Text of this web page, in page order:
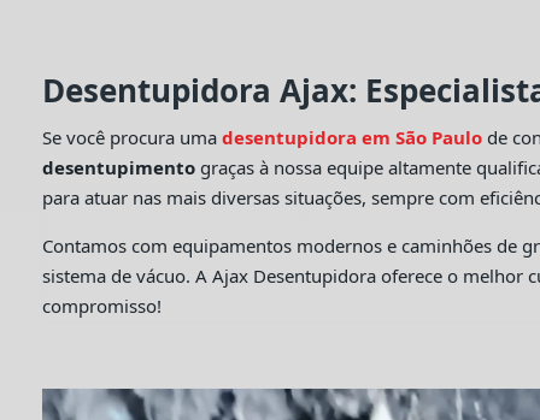
Desentupidora Ajax:
Se você procura uma desentupidora em São Paulo de
desentupimentograças à nossa equipe altamente
para atuar nas mais diversas situações, sempre com
Contamos com equipamentos modernos e caminhões de
sistema de vácuo. A Ajax Desentupidora oferece o melhor
compromisso!